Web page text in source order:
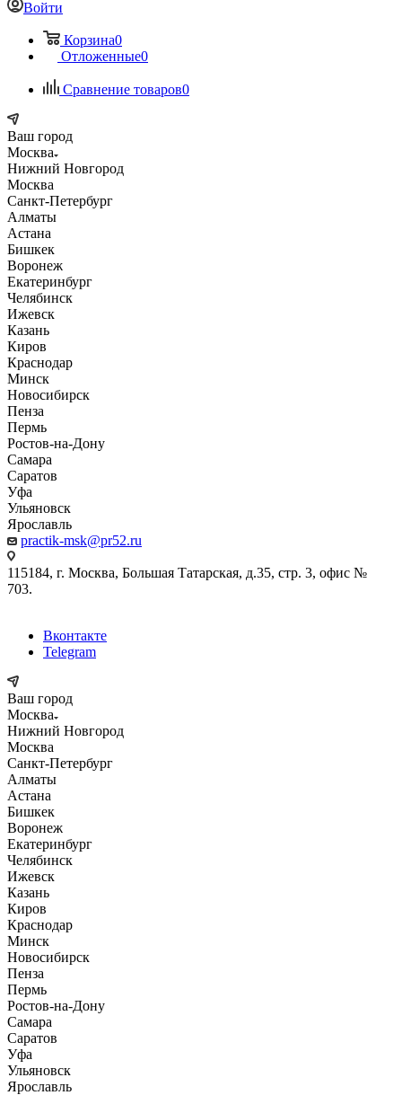
Войти
Корзина0
Отложенные0
Сравнение товаров0
Ваш город
Москва
Нижний Новгород
Москва
Санкт-Петербург
Алматы
Астана
Бишкек
Воронеж
Екатеринбург
Челябинск
Ижевск
Казань
Киров
Краснодар
Минск
Новосибирск
Пенза
Пермь
Ростов-на-Дону
Самара
Саратов
Уфа
Ульяновск
Ярославль
practik-msk@pr52.ru
115184, г. Москва, Большая Татарская, д.35, стр. 3, офис №
703.
Вконтакте
Telegram
Ваш город
Москва
Нижний Новгород
Москва
Санкт-Петербург
Алматы
Астана
Бишкек
Воронеж
Екатеринбург
Челябинск
Ижевск
Казань
Киров
Краснодар
Минск
Новосибирск
Пенза
Пермь
Ростов-на-Дону
Самара
Саратов
Уфа
Ульяновск
Ярославль